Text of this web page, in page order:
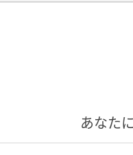
あなた